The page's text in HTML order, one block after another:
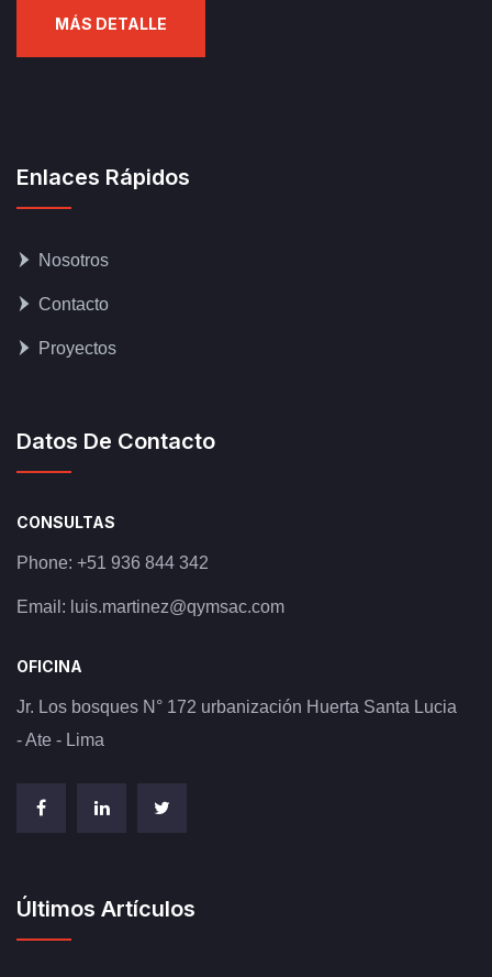
MÁS DETALLE
Enlaces Rápidos
Nosotros
Contacto
Proyectos
Datos De Contacto
CONSULTAS
Phone: +51 936 844 342
Email: luis.martinez@qymsac.com
OFICINA
Jr. Los bosques N° 172 urbanización Huerta Santa Lucia
- Ate - Lima
Últimos Artículos